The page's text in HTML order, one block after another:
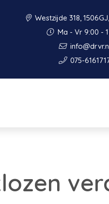
Westzijde 318,
Ma - Vr 9:00 -
075-